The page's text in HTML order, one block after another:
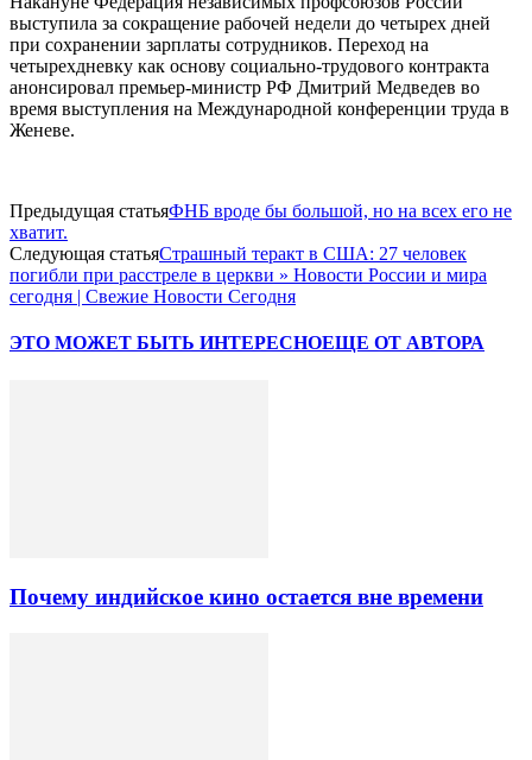
выступила за сокращение рабочей недели до четырех дней
при сохранении зарплаты сотрудников. Переход на
четырехдневку как основу социально-трудового контракта
анонсировал премьер-министр РФ Дмитрий Медведев во
время выступления на Международной конференции труда в
Женеве.
Предыдущая статьяФНБ вроде бы большой, но на всех его не
хватит.
Следующая статьяСтрашный теракт в США: 27 человек
погибли при расстреле в церкви » Новости России и мира
сегодня | Свежие Новости Сегодня
ЭТО МОЖЕТ БЫТЬ ИНТЕРЕСНОЕЩЕ ОТ АВТОРА
Почему индийское кино остается вне времени